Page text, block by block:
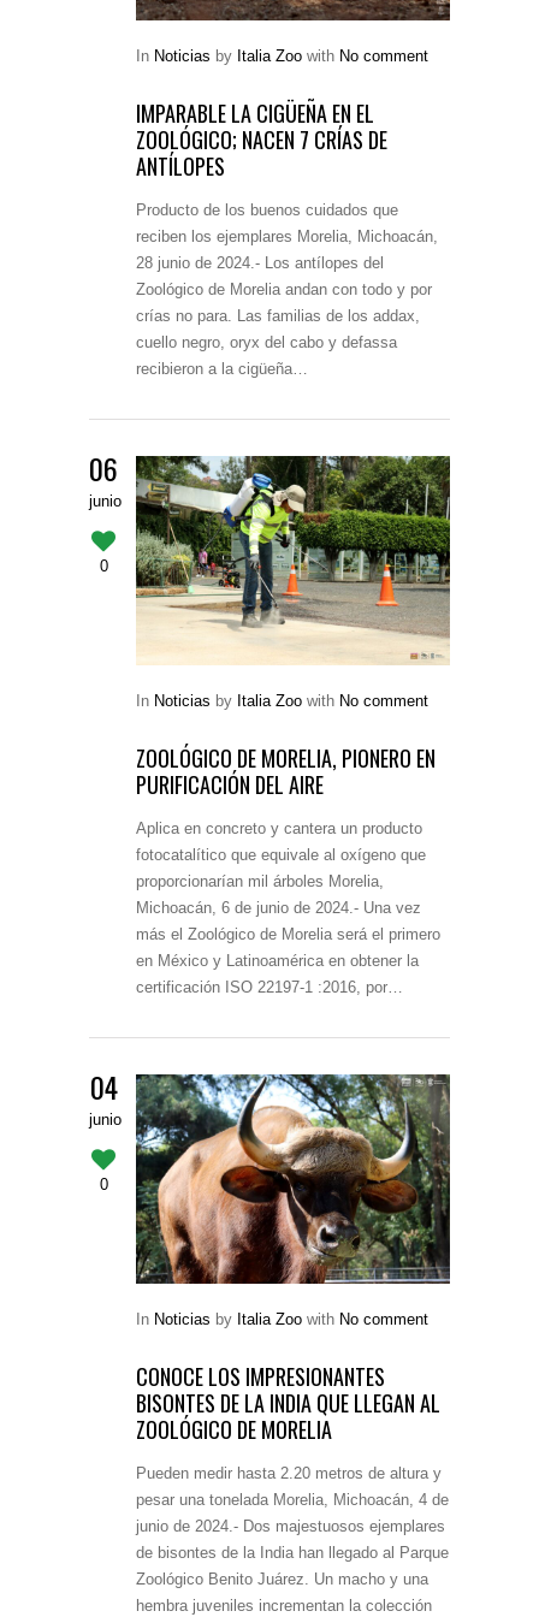
In Noticias by Italia Zoo with No comment
IMPARABLE LA CIGÜEÑA EN EL
ZOOLÓGICO; NACEN 7 CRÍAS DE
ANTÍLOPES
Producto de los buenos cuidados que
reciben los ejemplares Morelia, Michoacán,
28 junio de 2024.- Los antílopes del
Zoológico de Morelia andan con todo y por
crías no para. Las familias de los addax,
cuello negro, oryx del cabo y defassa
recibieron a la cigüeña…
06
junio
0
In Noticias by Italia Zoo with No comment
ZOOLÓGICO DE MORELIA, PIONERO EN
PURIFICACIÓN DEL AIRE
Aplica en concreto y cantera un producto
fotocatalítico que equivale al oxígeno que
proporcionarían mil árboles Morelia,
Michoacán, 6 de junio de 2024.- Una vez
más el Zoológico de Morelia será el primero
en México y Latinoamérica en obtener la
certificación ISO 22197-1 :2016, por…
04
junio
0
In Noticias by Italia Zoo with No comment
CONOCE LOS IMPRESIONANTES
BISONTES DE LA INDIA QUE LLEGAN AL
ZOOLÓGICO DE MORELIA
Pueden medir hasta 2.20 metros de altura y
pesar una tonelada Morelia, Michoacán, 4 de
junio de 2024.- Dos majestuosos ejemplares
de bisontes de la India han llegado al Parque
Zoológico Benito Juárez. Un macho y una
hembra juveniles incrementan la colección